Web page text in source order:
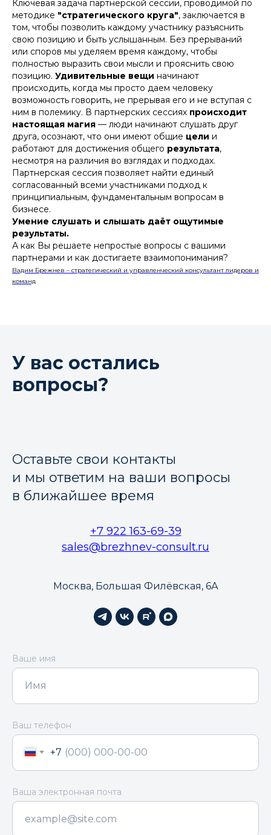
Ключевая задача партнерской сессии, проводимой по
методике "стратегического круга", заключается в
том, чтобы позволить каждому участнику разъяснить
свою позицию и быть услышанным. Без прерываний
или споров мы уделяем время каждому, чтобы
полностью выразить свои мысли и прояснить свою
позицию. Удивительные вещи начинают
происходить, когда мы просто даем человеку
возможность говорить, не прерывая его и не вступая с
ним в полемику. В партнерских сессиях происходит
настоящая магия — люди начинают слушать друг
друга, осознают, что они имеют общие цели и
работают для достижения общего результата,
несмотря на различия во взглядах и подходах.
Партнерская сессия позволяет найти единый
согласованный всеми участниками подход к
принципиальным, фундаментальным вопросам в
бизнесе.
Умение слушать и слышать даёт ощутимые
результаты.
А как Вы решаете непростые вопросы с вашими
партнерами и как достигаете взаимопонимания?
Вадим Брежнев – стратегический и управленческий консультант лидеров и
команд
У вас остались
вопросы?
Оставьте свои контакты
и мы ответим на ваши вопросы
в ближайшее время
+7 922 163-69-39
sales@brezhnev-consult.ru
Москва, Большая Филёвская, 6А
Ваше имя
Ваш телефон
+7
Ваша электронная почта